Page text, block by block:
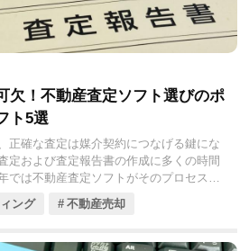
欠！不動産査定ソフト選びのポ
ト5選
正確な査定は媒介契約につなげる鍵にな
定および査定報告書の作成に多くの時間
では不動産査定ソフトがそのプロセスを
ソフトの重要性と、選び方のポイントに
します。
ング 不動産売却